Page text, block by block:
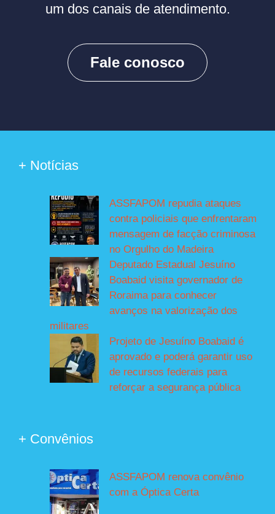
um dos canais de atendimento.
Fale conosco
+ Notícias
ASSFAPOM repudia ataques
contra policiais que enfrentaram
mensagem de facção criminosa
no Orgulho do Madeira
Deputado Estadual Jesuíno
Boabaid visita governador de
Roraima para conhecer
avanços na valorização dos
militares
Projeto de Jesuíno Boabaid é
aprovado e poderá garantir uso
de recursos federais para
reforçar a segurança pública
+ Convênios
ASSFAPOM renova convênio
com a Óptica Certa